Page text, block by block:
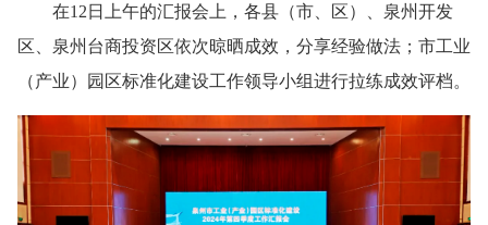
在12日上午的汇报会上，各县（市、区）、泉州开发
区、泉州台商投资区依次晾晒成效，分享经验做法；市工业
（产业）园区标准化建设工作领导小组进行拉练成效评档。